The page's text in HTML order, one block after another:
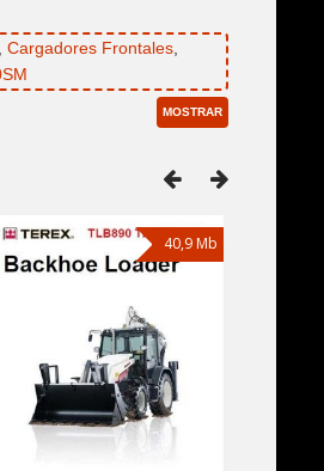
Cargadores Frontales
MOSTRAR
40,9 Mb